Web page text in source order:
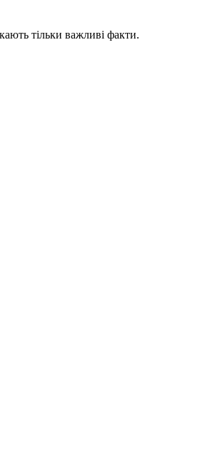
тільки важливі факти.